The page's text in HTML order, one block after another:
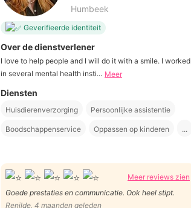
Humbeek
Geverifieerde identiteit
Over de dienstverlener
I love to help people and I will do it with a smile. I worked
in several mental health insti... Meer
Diensten
Huisdierenverzorging Persoonlijke assistentie
Boodschappenservice Oppassen op kinderen ...
Meer reviews zien
Goede prestaties en communicatie. Ook heel stipt.
Renilde, 4 maanden geleden